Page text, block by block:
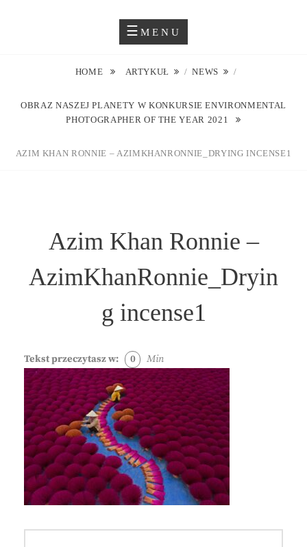
JUSTYNA EWA GROCHOWSKA
MENU
HOME ARTYKUŁ / NEWS /
OBRAZ NASZEJ PLANETY W KONKURSIE ENVIRONMENTAL
PHOTOGRAPHER OF THE YEAR 2021
AZIM KHAN RONNIE – AZIMKHANRONNIE_DRYING INCENSE1
Azim Khan Ronnie –
AzimKhanRonnie_Dryin
g incense1
Tekst przeczytasz w: 0 Min